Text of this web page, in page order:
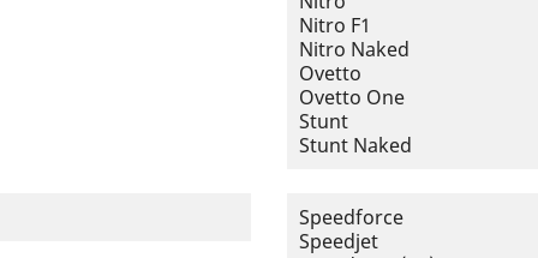
Nitro F1
Nitro Naked
Ovetto
Ovetto One
Stunt
Stunt Naked
Speedforce
Speedjet